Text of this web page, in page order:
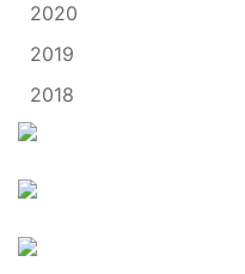
2020
2019
2018